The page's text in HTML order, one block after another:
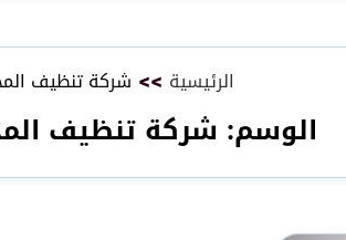
الرئيسية >> شركة تنظيف
الوسم: شركة تنظيف